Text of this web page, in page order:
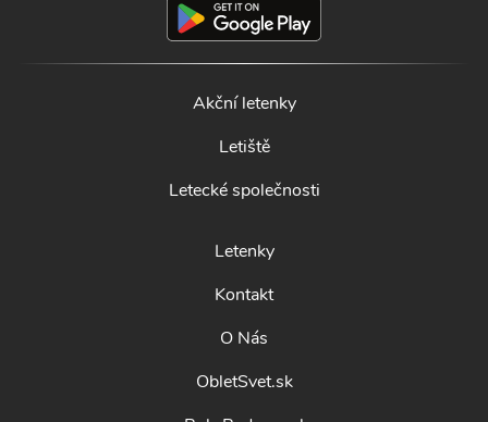
Akční letenky
Letiště
Letecké společnosti
Letenky
Kontakt
O Nás
ObletSvet.sk